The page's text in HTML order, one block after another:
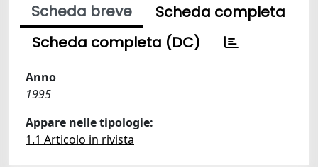
Scheda breve
Scheda completa
Scheda completa (DC)
Anno
1995
Appare nelle tipologie:
1.1 Articolo in rivista